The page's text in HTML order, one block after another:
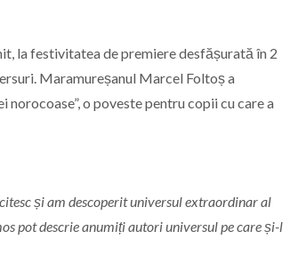
la festivitatea de premiere desfășurată în 2
Maramureșanul Marcel Foltoș a
o poveste pentru copii cu care a
și am descoperit universul extraordinar al
pot descrie anumiți autori universul pe care și-l